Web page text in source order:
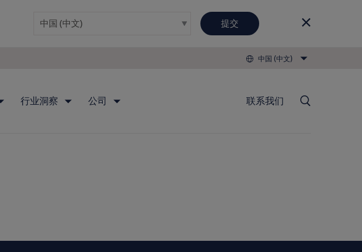
提交
中国 (中文)
行业洞察 公司 联系我们